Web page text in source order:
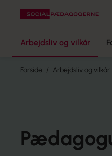
Arbejdsliv og vilkår
Forside Arbejdsliv og vilkår